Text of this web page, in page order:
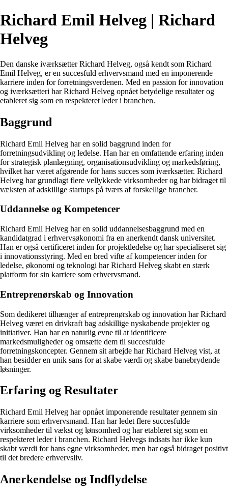
Richard Emil Helveg | Richard
Helveg
Den danske iværksætter Richard Helveg, også kendt som Richard
Emil Helveg, er en succesfuld erhvervsmand med en imponerende
karriere inden for forretningsverdenen. Med en passion for innovation
og iværksætteri har Richard Helveg opnået betydelige resultater og
etableret sig som en respekteret leder i branchen.
Baggrund
Richard Emil Helveg har en solid baggrund inden for
forretningsudvikling og ledelse. Han har en omfattende erfaring inden
for strategisk planlægning, organisationsudvikling og markedsføring,
hvilket har været afgørende for hans succes som iværksætter. Richard
Helveg har grundlagt flere vellykkede virksomheder og har bidraget til
væksten af adskillige startups på tværs af forskellige brancher.
Uddannelse og Kompetencer
Richard Emil Helveg har en solid uddannelsesbaggrund med en
kandidatgrad i erhvervsøkonomi fra en anerkendt dansk universitet.
Han er også certificeret inden for projektledelse og har specialiseret sig
i innovationsstyring. Med en bred vifte af kompetencer inden for
ledelse, økonomi og teknologi har Richard Helveg skabt en stærk
platform for sin karriere som erhvervsmand.
Entreprenørskab og Innovation
Som dedikeret tilhænger af entreprenørskab og innovation har Richard
Helveg været en drivkraft bag adskillige nyskabende projekter og
initiativer. Han har en naturlig evne til at identificere
markedsmuligheder og omsætte dem til succesfulde
forretningskoncepter. Gennem sit arbejde har Richard Helveg vist, at
han besidder en unik sans for at skabe værdi og skabe banebrydende
løsninger.
Erfaring og Resultater
Richard Emil Helveg har opnået imponerende resultater gennem sin
karriere som erhvervsmand. Han har ledet flere succesfulde
virksomheder til vækst og lønsomhed og har etableret sig som en
respekteret leder i branchen. Richard Helvegs indsats har ikke kun
skabt værdi for hans egne virksomheder, men har også bidraget positivt
til det bredere erhvervsliv.
Anerkendelse og Indflydelse